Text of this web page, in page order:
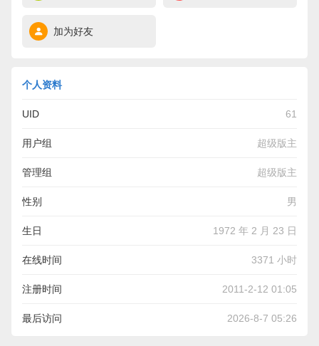
加为好友
个人资料
UID 61
用户组 超级版主
管理组 超级版主
性别 男
生日 1972 年 2 月 23 日
在线时间 3371 小时
注册时间 2011-2-12 01:05
最后访问 2026-8-7 05:26